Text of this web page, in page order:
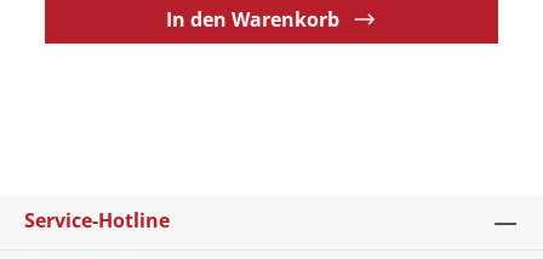
In den Warenkorb
Service-Hotline